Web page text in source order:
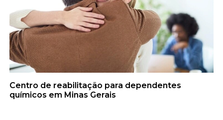
Centro de reabilitação para dependentes
químicos em Minas Gerais